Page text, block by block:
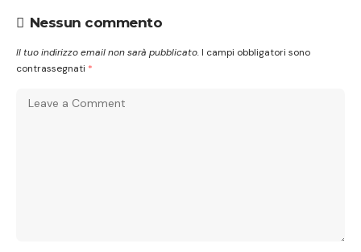
Nessun commento
Il tuo indirizzo email non sarà pubblicato. I campi obbligatori sono
contrassegnati *